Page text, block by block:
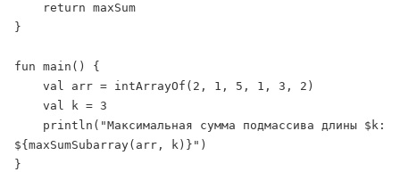
}
fun main() {
${maxSumSubarray(arr, k)}")
}